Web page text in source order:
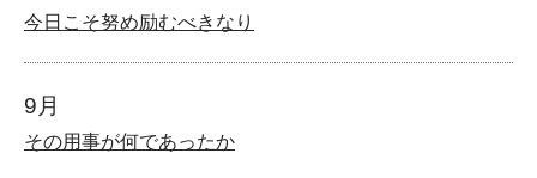
今日こそ努め励むべきなり
9月
その用事が何であったか